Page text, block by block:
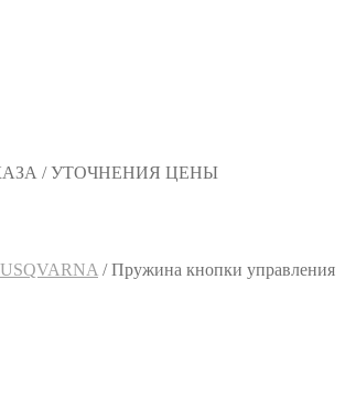
/ УТОЧНЕНИЯ ЦЕНЫ
/Пружина кнопки управления